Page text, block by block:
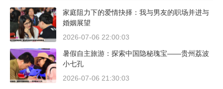
家庭阻力下的爱情抉择：我与男友的职场并进与
婚姻展望
2026-07-06 22:00:03
暑假自主旅游：探索中国隐秘瑰宝——贵州荔波
小七孔
2026-07-06 21:30:03